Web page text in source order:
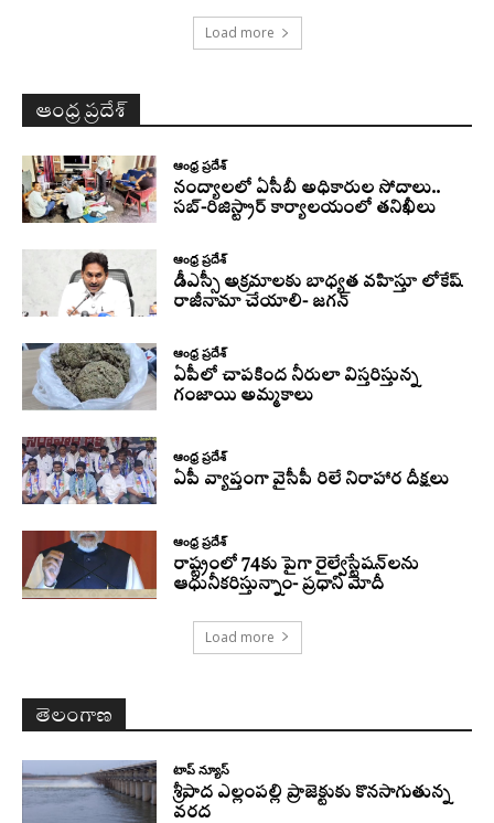
Load more
ఆంధ్ర ప్రదేశ్
ఆంధ్ర ప్రదేశ్
నంద్యాలలో ఏసీబీ అధికారుల సోదాలు..
సబ్-రిజిస్ట్రార్ కార్యాలయంలో తనిఖీలు
ఆంధ్ర ప్రదేశ్
డీఎస్సీ అక్రమాలకు బాధ్యత వహిస్తూ లోకేష్‌
రాజీనామా చేయాలి- జగన్
ఆంధ్ర ప్రదేశ్
ఏపీలో చాపకింద నీరులా విస్తరిస్తున్న
గంజాయి అమ్మకాలు
ఆంధ్ర ప్రదేశ్
ఏపీ వ్యాప్తంగా వైసీపీ రిలే నిరాహార దీక్షలు
ఆంధ్ర ప్రదేశ్
రాష్ట్రంలో 74కు పైగా రైల్వేస్టేషన్‌లను
ఆధునీకరిస్తున్నాం- ప్రధాని మోదీ
Load more
తెలంగాణ
టాప్ న్యూస్
శ్రీపాద ఎల్లంపల్లి ప్రాజెక్టుకు కొనసాగుతున్న
వరద